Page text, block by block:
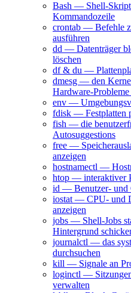
Bash — Shell-
Kommandozeile
crontab — Befehle
ausführen
dd — Datenträger
löschen
df & du —
dmesg — den
Hardware-
env —
fdisk — Festplatten
fish — die
Autosuggestions
free —
anzeigen
hostnamectl —
htop — interaktiver
id — Benutzer- und
iostat — CPU- und
anzeigen
jobs — Shell-Jobs
Hintergrund
journalctl — das
durchsuchen
kill — Signale an
loginctl —
verwalten